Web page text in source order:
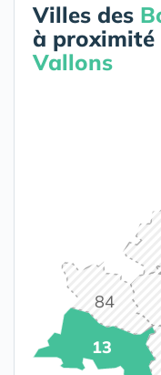
Villes des
à proximité
Vallons
13
84